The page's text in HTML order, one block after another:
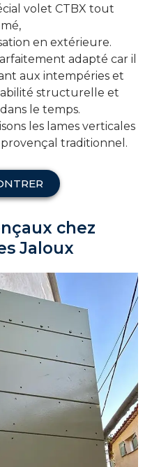
volet CTBX tout
en extérieure.
adapté car il
aux intempéries et
structurelle et
le temps.
les lames verticales
traditionnel.
chez
Jaloux